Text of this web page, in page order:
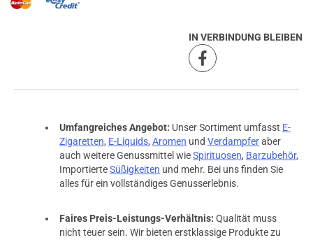
IN VERBINDUNG BLEIBEN
Umfangreiches Angebot: Unser Sortiment umfasst E-
Zigaretten, E-Liquids, Aromen und Verdampferaber
auch weitere Genussmittel wieSpirituosen, Barzubehör,
ImportierteSüßigkeiten und mehr. Bei uns finden Sie
alles für ein vollständiges Genusserlebnis.
Faires Preis-Leistungs-Verhältnis: Qualität muss
nicht teuer sein. Wir bieten erstklassige Produkte zu